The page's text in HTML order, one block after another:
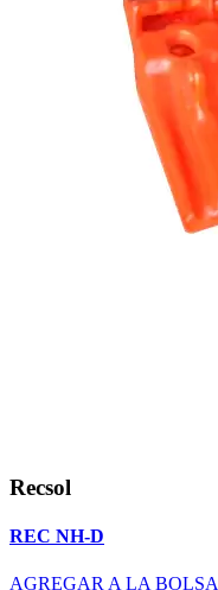
Recsol
REC NH-D
AGREGAR A LA BOLSA